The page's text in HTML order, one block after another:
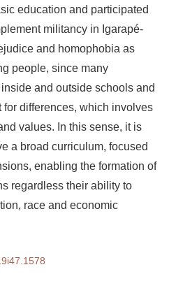
education and participated
militancy in Igarapé-
and homophobia as
people, since many
and outside schools and
for differences, which involves
values. In this sense, it is
a broad curriculum, focused
enabling the formation of
regardless their ability to
race and economic